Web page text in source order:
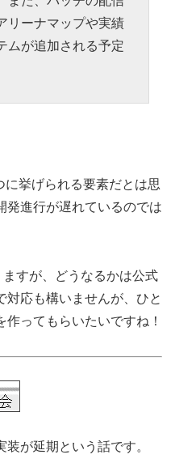
リーナマップや実績
ムが追加される予定
挙げられる要素だとは思
発進行が遅れているのでは
すが、どうなるかは公式
対応も構いませんが、ひと
ってもらいたいですね！
装が延期という話です。